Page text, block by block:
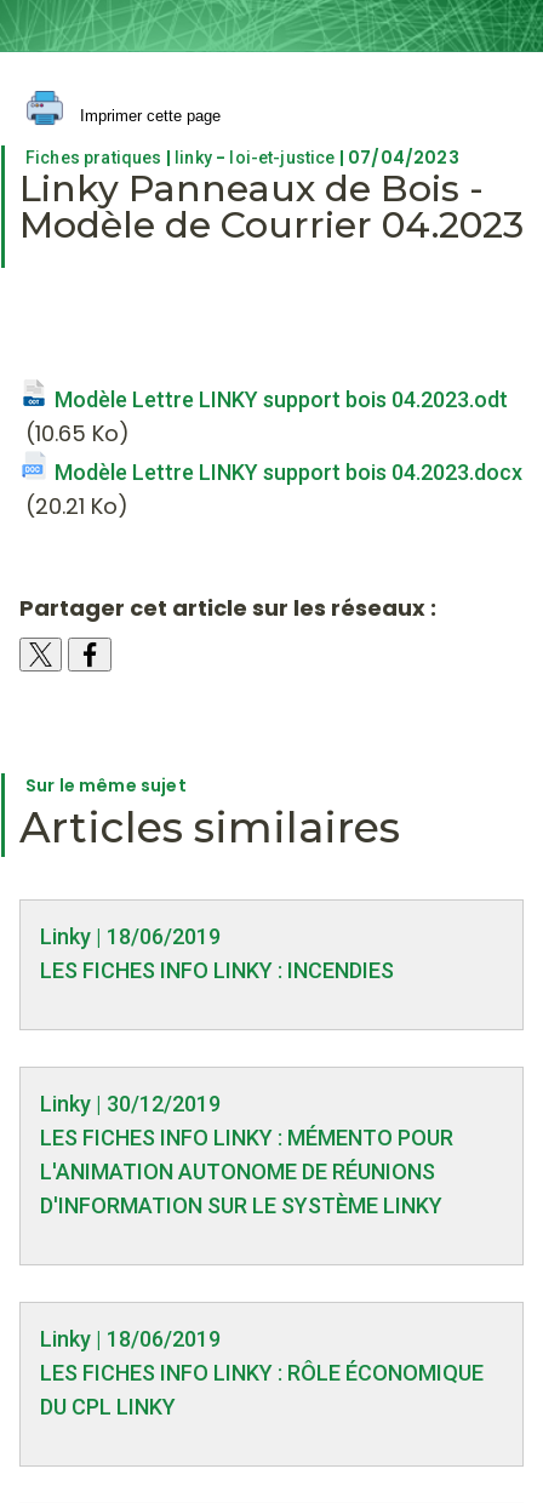
Imprimer cette page
Fiches pratiques | linky- loi-et-justice | 07/04/2023
Linky Panneaux de Bois -
Modèle de Courrier 04.2023
Modèle Lettre LINKY support bois 04.2023.odt
(10.65 Ko)
Modèle Lettre LINKY support bois 04.2023.docx
(20.21 Ko)
Partager cet article sur les réseaux :
Sur le même sujet
Articles similaires
Linky | 18/06/2019
LES FICHES INFO LINKY : INCENDIES
Linky | 30/12/2019
LES FICHES INFO LINKY : MÉMENTO POUR
L'ANIMATION AUTONOME DE RÉUNIONS
D'INFORMATION SUR LE SYSTÈME LINKY
Linky | 18/06/2019
LES FICHES INFO LINKY : RÔLE ÉCONOMIQUE
DU CPL LINKY